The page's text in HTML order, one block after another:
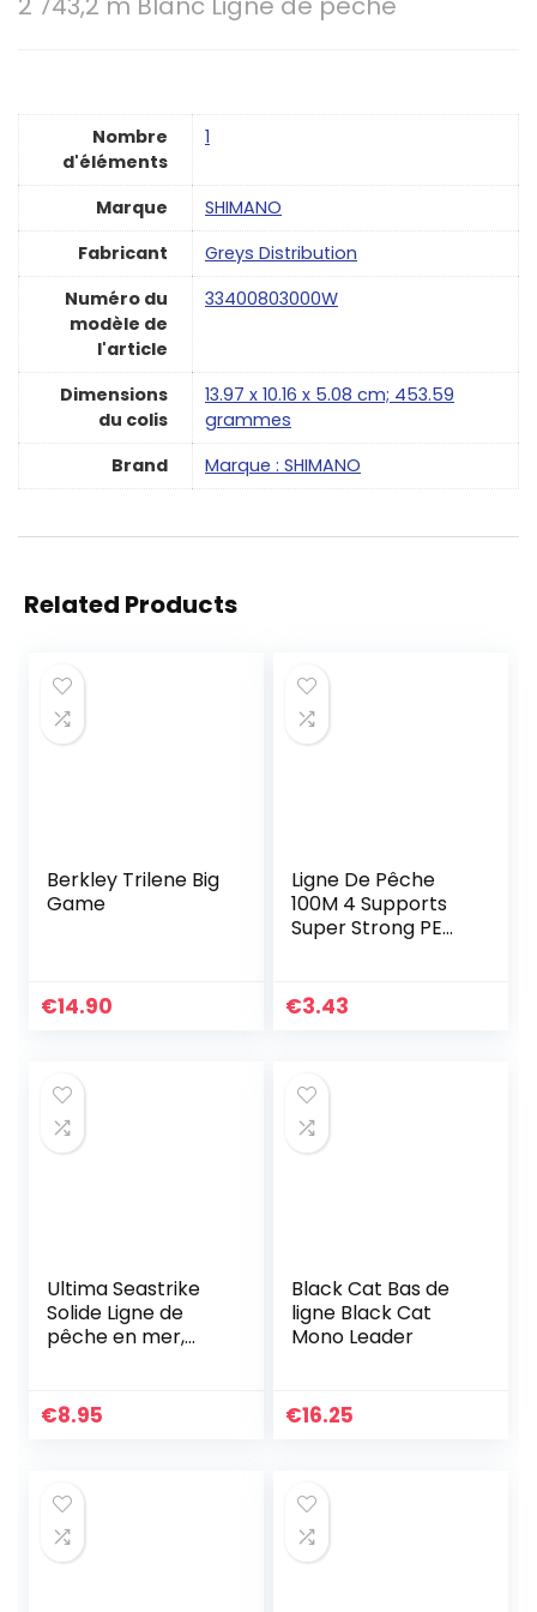
Nombre
d'éléments
‎1
Marque
‎SHIMANO
Fabricant
‎Greys Distribution
Numéro du
modèle de
l'article
‎33400803000W
Dimensions
du colis
‎13.97 x 10.16 x 5.08 cm; 453.59
grammes
Brand
Marque : SHIMANO
Related Products
Berkley Trilene Big
Game
€14.90
Ligne De Pêche
100M 4 Supports
Super Strong PE
Multifilament
€3.43
Ultima Seastrike
Solide Ligne de
pêche en mer,
€8.95
Black Cat Bas de
ligne Black Cat
Mono Leader
€16.25